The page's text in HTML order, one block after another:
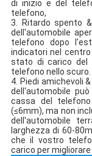
di inizio e del
telefono,
3.
Ritardo spento
dell'automobile
telefono dopo
indicatori nel
stato di carico del
telefono nello scuro.
4. Piedi amichevoli
dell'automobile
cassa del
(≤6mm), ma non
dell'automobile
larghezza di 60-
che il vostro
carico per